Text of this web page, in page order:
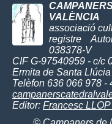
VALÈNCIA
associació
registre
038378-V
CIF G-97540959 - c/c
Ermita de Santa
Telèfon 636 066 978 -
Editor: Francesc